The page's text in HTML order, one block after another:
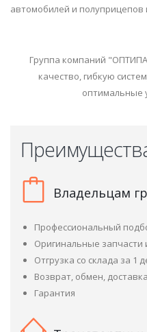
автомобилей и полуприцепов
Группа компаний
качество, гибкую
оптимальные
Владельцам
Профессиональный
Оригинальные запчасти
Отгрузка со склада за 1
Возврат, обмен, доставка
Гарантия